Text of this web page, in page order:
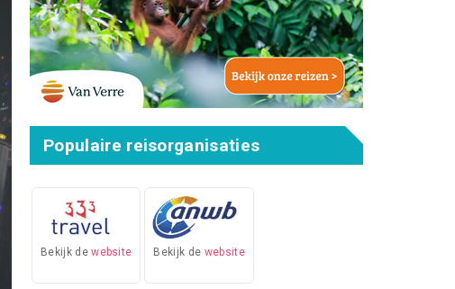
Populaire reisorganisaties
Bekijk dewebsite Bekijk de website